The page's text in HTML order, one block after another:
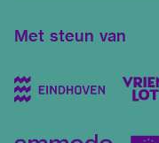
Met steun van